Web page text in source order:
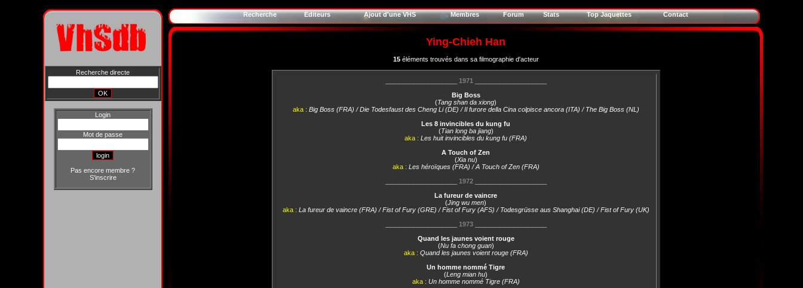
Recherche directe
Login
Mot de passe
Pas encore membre ?
S'inscrire
Recherche Editeurs Ajout d'une VHS Membres Forum Stats Top Jaquettes Contact
Ying-Chieh Han
15éléments trouvés dans sa filmographie d'acteur
1971
Big Boss
(Tang shan da xiong)
aka : Big Boss (FRA) / Die Todesfaust des Cheng Li (DE) / Il furore della Cina colpisce ancora (ITA) / The Big Boss (NL)
Les 8 invincibles du kung fu
(Tian long ba jiang)
aka : Les huit invincibles du kung fu (FRA)
A Touch of Zen
(Xia nu)
aka : Les héroïques (FRA) / A Touch of Zen (FRA)
1972____________________
La fureur de vaincre
(Jing wu men)
aka : La fureur de vaincre (FRA) / Fist of Fury (GRE) / Fist of Fury (AFS) / Todesgrüsse aus Shanghai (DE) / Fist of Fury (UK)
1973____________________
Quand les jaunes voient rouge
(Nu fa chong guan)
aka : Quand les jaunes voient rouge (FRA)
Un homme nommé Tigre
(Leng mian hu)
aka : Un homme nommé Tigre (FRA)